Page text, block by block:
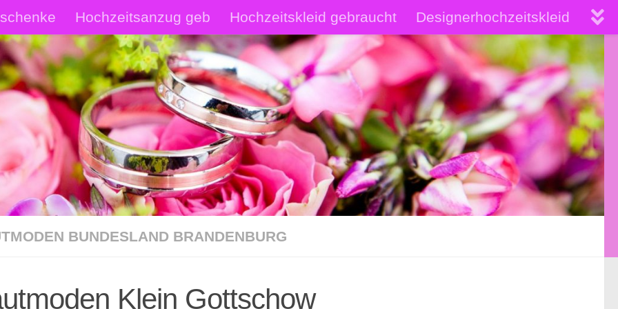
Hochzeitsanzug geb Hochzeitskleid gebraucht Designerhochzeitskleid
Shop Hochzeitsanzüge Shop hochwertige Brautkleider
BUNDESLAND BRANDENBURG
Klein Gottschow